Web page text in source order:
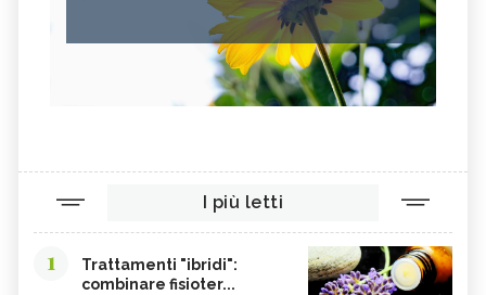
I più letti
1
Trattamenti "ibridi":
combinare fisioter...